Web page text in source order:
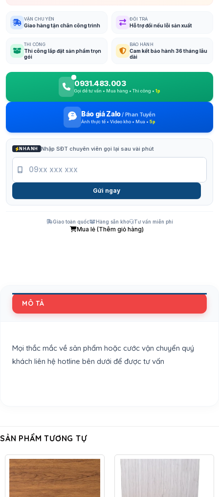
VẬN CHUYỂN
Giao hàng tận chân công trình
ĐỔI TRẢ
Hỗ trợ đổi nếu lỗi sản xuất
THI CÔNG
Thi công lắp đặt sản phẩm trọn
gói
BẢO HÀNH
Cam kết bảo hành 36 tháng lâu
dài
0931.483.003
Gọi để tư vấn • Mua hàng • Thi công • 1p
Báo giá Zalo/ Phan Tuyền
Ảnh thực tế • Video kho • Mua • 5p
NHANH Nhập SĐT chuyên viên gọi lại sau vài phút
Gửi ngay
Giao toàn quốc Hàng sẵn kho Tư vấn miễn phí
Mua lẻ (Thêm giỏ hàng)
MÔ TẢ
Mọi thắc mắc về sản phẩm hoặc cước vận chuyển quý
khách liên hệ hotline bên dưới để được tư vấn
SẢN PHẨM TƯƠNG TỰ